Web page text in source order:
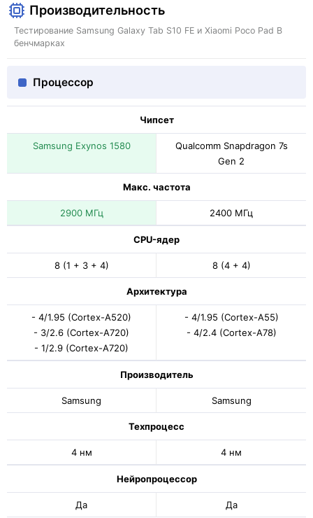
Производительность
Тестирование Samsung Galaxy Tab S10 FE и Xiaomi Poco Pad В
бенчмарках
Процессор
Чипсет
Samsung Exynos 1580
Qualcomm Snapdragon 7s
Gen 2
Макс. частота
2900 МГц 2400 МГц
CPU-ядер
8 (1 + 3 + 4) 8 (4 + 4)
Архитектура
- 4/1.95 (Cortex-A520)
- 3/2.6 (Cortex-A720)
- 1/2.9 (Cortex-A720)
- 4/1.95 (Cortex-A55)
- 4/2.4 (Cortex-A78)
Производитель
Samsung Samsung
Техпроцесс
4 нм 4 нм
Нейропроцессор
Да Да